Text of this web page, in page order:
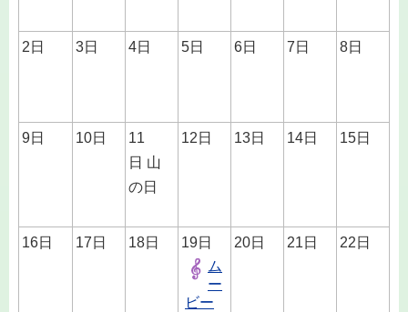
2日 3日 4日 5日 6日 7日 8日
9日 10日
11
日 山
の日
12日 13日 14日 15日
16日 17日 18日
19日
ム
ー
ビー
20日 21日 22日